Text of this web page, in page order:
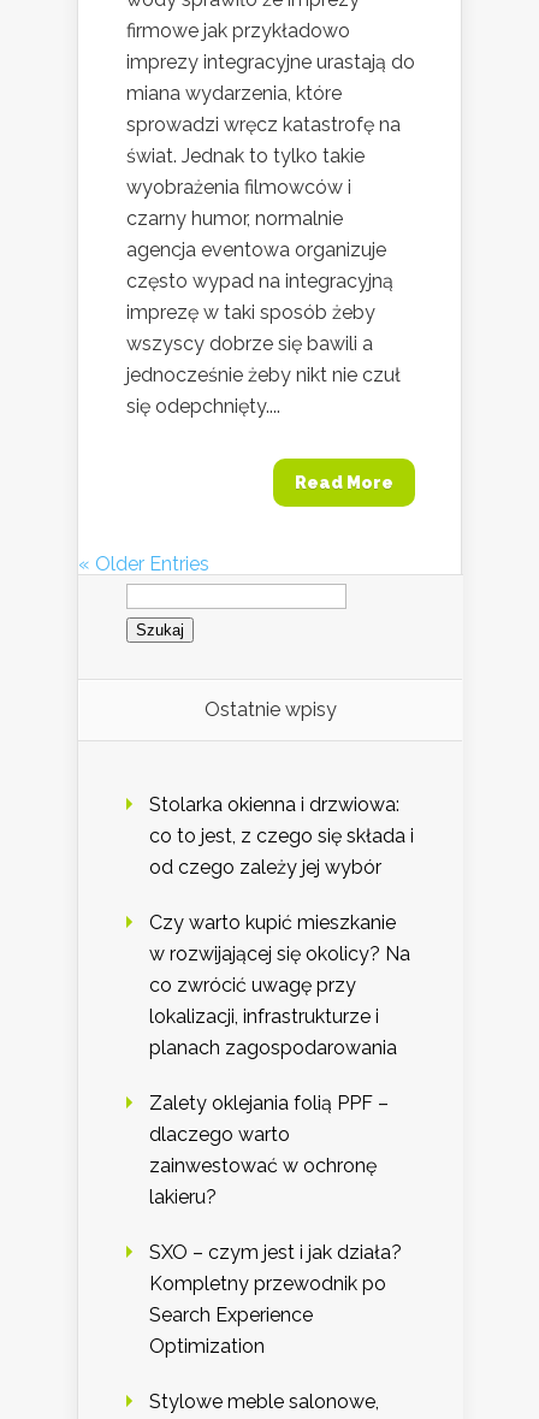
firmowe jak przykładowo
imprezy integracyjne urastają do
miana wydarzenia, które
sprowadzi wręcz katastrofę na
świat. Jednak to tylko takie
wyobrażenia filmowców i
czarny humor, normalnie
agencja eventowa organizuje
często wypad na integracyjną
imprezę w taki sposób żeby
wszyscy dobrze się bawili a
jednocześnie żeby nikt nie czuł
się odepchnięty....
Read More
« Older Entries
Szukaj:
Ostatnie wpisy
Stolarka okienna i drzwiowa:
co to jest, z czego się składa i
od czego zależy jej wybór
Czy warto kupić mieszkanie
w rozwijającej się okolicy? Na
co zwrócić uwagę przy
lokalizacji, infrastrukturze i
planach zagospodarowania
Zalety oklejania folią PPF –
dlaczego warto
zainwestować w ochronę
lakieru?
SXO – czym jest i jak działa?
Kompletny przewodnik po
Search Experience
Optimization
Stylowe meble salonowe,